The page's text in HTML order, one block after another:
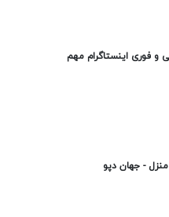
و فوری اینستاگرام مهم
منزل - جهان دپو